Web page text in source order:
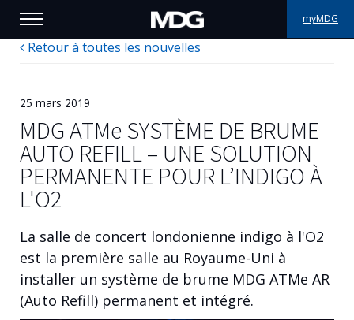
myMDG
SUPPORT
PORTFOLIO
À PROPOS
RENCONTREZ-NOUS
ACTUALITÉS
Retour à toutes les nouvelles
25 mars 2019
MDGATMe SYSTÈME DE BRUME
AUTO REFILL – UNE SOLUTION
PERMANENTE POUR L’INDIGO À
L'O2
La salle de concert londonienne indigo à l'O2
est la première salle au Royaume-Uni à
installer un système de brume MDG ATMe AR
(Auto Refill) permanent et intégré.